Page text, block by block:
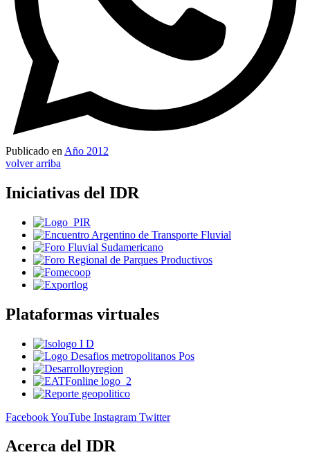
Publicado en Año 2012
volver arriba
Iniciativas del IDR
Plataformas virtuales
FacebookYouTube Instagram Twitter
Acerca del IDR